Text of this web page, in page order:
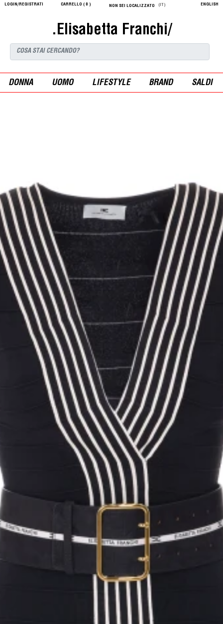
LOGIN/REGISTRATI CARRELLO ( 0 ) NON SEI LOCALIZZATO (IT) ENGLISH
.Elisabetta Franchi/
DONNA UOMO LIFESTYLE BRAND SALDI